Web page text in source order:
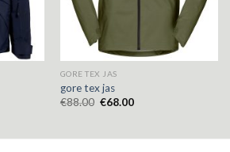
GORE TEX JAS
gore tex jas
€88.00 €68.00